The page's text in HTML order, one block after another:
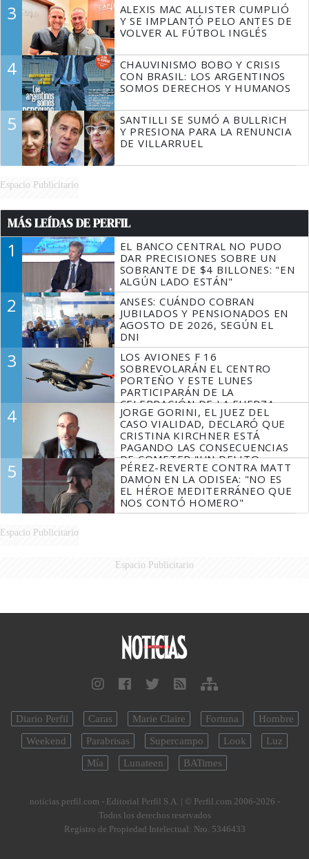
3
ALEXIS MAC ALLISTER CUMPLIÓ
Y SE IMPLANTÓ PELO ANTES DE
VOLVER AL FÚTBOL INGLÉS
4
CHAUVINISMO BOBO Y CRISIS
CON BRASIL: LOS ARGENTINOS
SOMOS DERECHOS Y HUMANOS
5
SANTILLI SE SUMÓ A BULLRICH
Y PRESIONA PARA LA RENUNCIA
DE VILLARRUEL
Espacio Publicitario
MÁS LEÍDAS DE PERFIL
1
EL BANCO CENTRAL NO PUDO
DAR PRECISIONES SOBRE UN
SOBRANTE DE $4 BILLONES: "EN
ALGÚN LADO ESTÁN"
2
ANSES: CUÁNDO COBRAN
JUBILADOS Y PENSIONADOS EN
AGOSTO DE 2026, SEGÚN EL
DNI
3
LOS AVIONES F 16
SOBREVOLARÁN EL CENTRO
PORTEÑO Y ESTE LUNES
PARTICIPARÁN DE LA
CELEBRACIÓN DE LA FUERZA
AÉREA
4
JORGE GORINI, EL JUEZ DEL
CASO VIALIDAD, DECLARÓ QUE
CRISTINA KIRCHNER ESTÁ
PAGANDO LAS CONSECUENCIAS
DE COMETER "UN DELITO
COMPROBADO"
5
PÉREZ-REVERTE CONTRA MATT
DAMON EN LA ODISEA: "NO ES
EL HÉROE MEDITERRÁNEO QUE
NOS CONTÓ HOMERO"
Espacio Publicitario
Espacio Publicitario
Diario Perfil Caras Marie Claire Fortuna
Hombre
Weekend
Parabrisas Supercampo Look
Luz
Mía
Lunateen BATimes
noticias.perfil.com - Editorial Perfil S.A. | © Perfil.com 2006-2026 -
Todos los derechos reservados
Registro de Propiedad Intelectual: Nro. 5346433